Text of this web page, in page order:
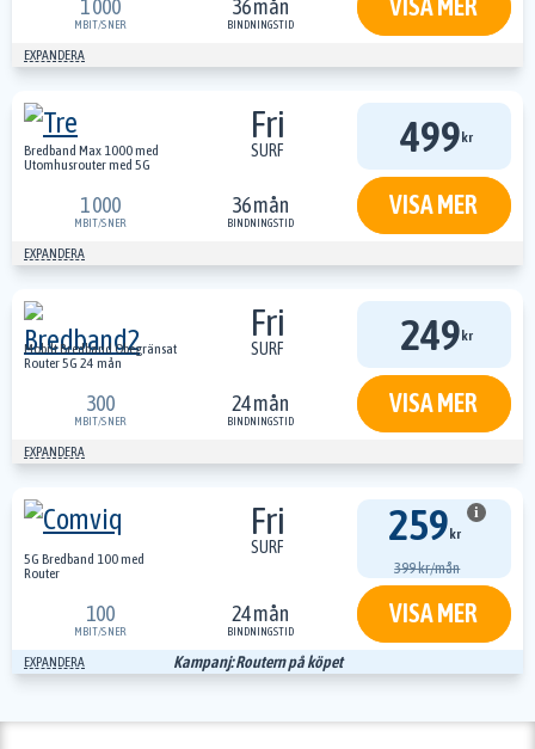
1 000
MBIT/SNER
36 mån
BINDNINGSTID
VISA MER
EXPANDERA
Bredband Max 1000 med
Utomhusrouter med 5G
Fri
SURF 499 kr
1 000
MBIT/SNER
36 mån
BINDNINGSTID
VISA MER
EXPANDERA
Mobilt Bredband Obegränsat
Router 5G 24 mån
Fri
SURF 249 kr
300
MBIT/SNER
24 mån
BINDNINGSTID
VISA MER
EXPANDERA
5G Bredband 100 med
Router
Fri
SURF 259 kr
i
399 kr/mån
100
MBIT/SNER
24 mån
BINDNINGSTID
VISA MER
EXPANDERA Kampanj: Routern på köpet